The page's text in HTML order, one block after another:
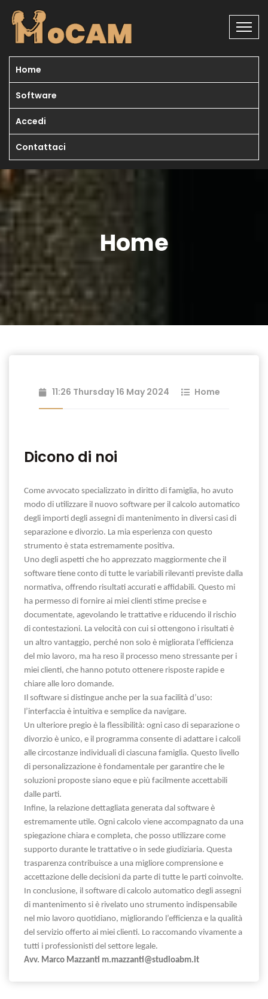
Home
Software
Accedi
Contattaci
Home
11:26 Thursday 16 May 2024 Home
Dicono di noi
Come avvocato specializzato in diritto di famiglia, ho avuto
modo di utilizzare il nuovo software per il calcolo automatico
degli importi degli assegni di mantenimento in diversi casi di
separazione e divorzio. La mia esperienza con questo
strumento è stata estremamente positiva.
Uno degli aspetti che ho apprezzato maggiormente che il
software tiene conto di tutte le variabili rilevanti previste dalla
normativa, offrendo risultati accurati e affidabili. Questo mi
ha permesso di fornire ai miei clienti stime precise e
documentate, agevolando le trattative e riducendo il rischio
di contestazioni. La velocità con cui si ottengono i risultati è
un altro vantaggio, perché non solo è migliorata l’efficienza
del mio lavoro, ma ha reso il processo meno stressante per i
miei clienti, che hanno potuto ottenere risposte rapide e
chiare alle loro domande.
Il software si distingue anche per la sua facilità d’uso:
l’interfaccia è intuitiva e semplice da navigare.
Un ulteriore pregio è la flessibilità: ogni caso di separazione o
divorzio è unico, e il programma consente di adattare i calcoli
alle circostanze individuali di ciascuna famiglia. Questo livello
di personalizzazione è fondamentale per garantire che le
soluzioni proposte siano eque e più facilmente accettabili
dalle parti.
Infine, la relazione dettagliata generata dal software è
estremamente utile. Ogni calcolo viene accompagnato da una
spiegazione chiara e completa, che posso utilizzare come
supporto durante le trattative o in sede giudiziaria. Questa
trasparenza contribuisce a una migliore comprensione e
accettazione delle decisioni da parte di tutte le parti coinvolte.
In conclusione, il software di calcolo automatico degli assegni
di mantenimento si è rivelato uno strumento indispensabile
nel mio lavoro quotidiano, migliorando l’efficienza e la qualità
del servizio offerto ai miei clienti. Lo raccomando vivamente a
tutti i professionisti del settore legale.
Avv. Marco Mazzanti m.mazzanti@studioabm.it